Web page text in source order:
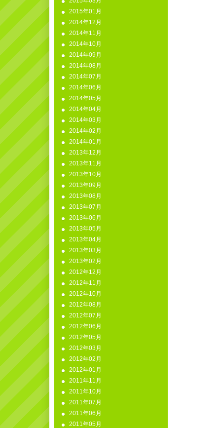
2015年01月
2014年12月
2014年11月
2014年10月
2014年09月
2014年08月
2014年07月
2014年06月
2014年05月
2014年04月
2014年03月
2014年02月
2014年01月
2013年12月
2013年11月
2013年10月
2013年09月
2013年08月
2013年07月
2013年06月
2013年05月
2013年04月
2013年03月
2013年02月
2012年12月
2012年11月
2012年10月
2012年08月
2012年07月
2012年06月
2012年05月
2012年03月
2012年02月
2012年01月
2011年11月
2011年10月
2011年07月
2011年06月
2011年05月